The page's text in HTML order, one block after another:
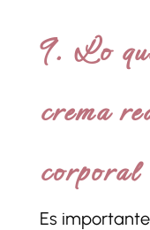
9. Lo
crema
corporal
Es